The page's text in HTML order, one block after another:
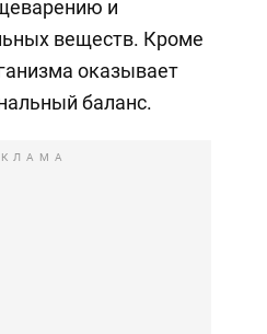
и
веществ. Кроме
оказывает
баланс.